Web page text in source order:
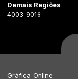
Demais Regiões
4003-9016
Gráfica Online